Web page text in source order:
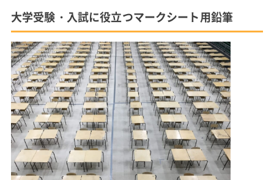
大学受験・入試に役立つマークシート用鉛筆